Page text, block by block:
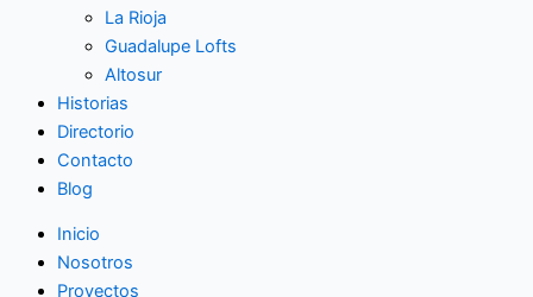
La Rioja
Guadalupe Lofts
Altosur
Historias
Directorio
Contacto
Blog
Inicio
Nosotros
Proyectos